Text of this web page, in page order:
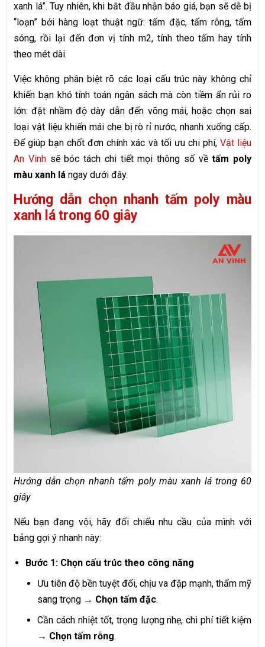
xanh lá”. Tuy nhiên, khi bắt đầu nhận báo giá, bạn sẽ dễ bị
“loạn” bởi hàng loạt thuật ngữ: tấm đặc, tấm rỗng, tấm
sóng, rồi lại đến đơn vị tính m2, tính theo tấm hay tính
theo mét dài.
Việc không phân biệt rõ các loại cấu trúc này không chỉ
khiến bạn khó tính toán ngân sách mà còn tiềm ẩn rủi ro
lớn: đặt nhầm độ dày dẫn đến võng mái, hoặc chọn sai
loại vật liệu khiến mái che bị rò rỉ nước, nhanh xuống cấp.
Để giúp bạn chốt đơn chính xác và tối ưu chi phí, Vật liệu
An Vinhsẽ bóc tách chi tiết mọi thông số vềtấm poly
màu xanh lá ngay dưới đây.
Hướng dẫn chọn nhanh tấm poly màu
xanh lá trong 60 giây
Hướng dẫn chọn nhanh tấm poly màu xanh lá trong 60
giây
Nếu bạn đang vội, hãy đối chiếu nhu cầu của mình với
bảng gợi ý nhanh này:
Bước 1: Chọn cấu trúc theo công năng
Ưu tiên độ bền tuyệt đối, chịu va đập mạnh, thẩm mỹ
sang trọng → Chọn tấm đặc.
Cần cách nhiệt tốt, trọng lượng nhẹ, chi phí tiết kiệm
→ Chọn tấm rỗng.